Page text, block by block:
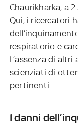
Chaurikharka, a
Qui, i ricercatori
respiratorio e
L’assenza di
scienziati di
pertinenti.
I danni